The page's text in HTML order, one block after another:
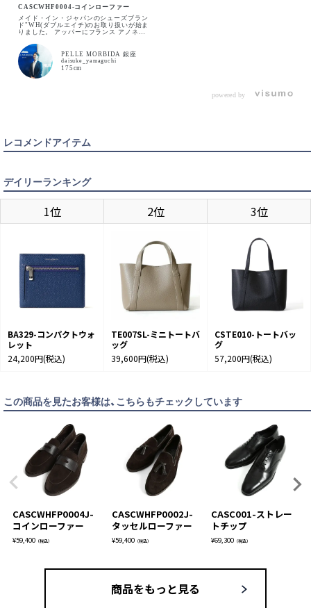
BLACK
8（26㎝） カートに入れる
8.5（26.5
㎝）
カートに入れる
CASCWHF0004-コインローファー
メイド・イン・ジャパンのシューズブラン
ド"WH(ダブルエイチ)のお取り扱いが始ま
りました。 アッパーにフランス アノネイ
ても柔らかくもっちりと足に吸い付くよう
な履き心地です。 更に芯材や張り合わせ
などをあえて省いたアンライニング仕様に
より、スニーカーと錯覚するような履きや
すさとなっております。 この感動を、ぜ
ひ店頭でお試しください。
PELLE MORBIDA 銀座
daisuke_yamaguchi
175cm
powered by
レコメンドアイテム
デイリーランキング
1位 2位 3位
BA329-コンパクトウォ
レット
24,200円(税込)
TE007SL-ミニトートバ
ッグ
39,600円(税込)
CSTE010-トートバッ
グ
57,200円(税込)
この商品を見たお客様は、こちらもチェックしています
CASCWHFP0004J-
コインローファー
¥59,400 （税込）
CASCWHFP0002J-
タッセルローファー
¥59,400 （税込）
CASC001-ストレー
トチップ
¥69,300 （税込）
商品をもっと見る